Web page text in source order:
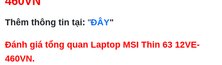
Thêm thông tin tại: "ĐÂY"
Đánh giá tổng quan Laptop MSI Thin 63 12VE-
460VN.